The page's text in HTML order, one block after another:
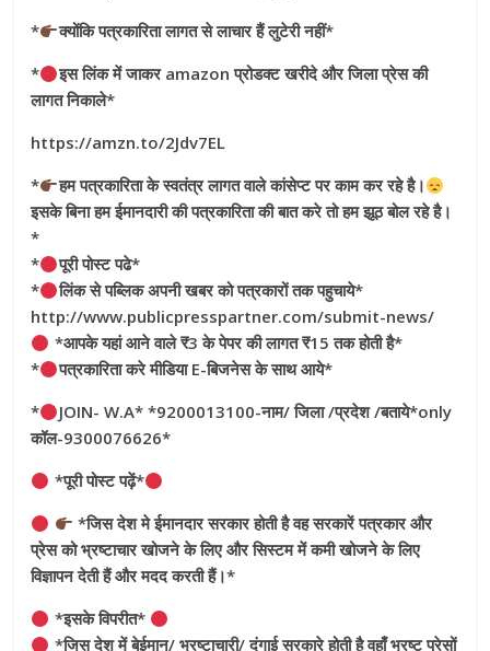
*
क्योंकि पत्रकारिता लागत से लाचार हैं लुटेरी नहीं*
*
इस लिंक में जाकर amazon प्रोडक्ट खरीदे और जिला प्रेस की
लागत निकाले*
https://amzn.to/2Jdv7EL
*
हम पत्रकारिता के स्वतंत्र लागत वाले कांसेप्ट पर काम कर रहे है।
इसके बिना हम ईमानदारी की पत्रकारिता की बात करे तो हम झूठ बोल रहे है।
*
*
पूरी पोस्ट पढे*
*
लिंक से पब्लिक अपनी खबर को पत्रकारों तक पहुचाये*
http://www.publicpresspartner.com/submit-news/
*आपके यहां आने वाले ₹3 के पेपर की लागत ₹15 तक होती है*
*
पत्रकारिता करे मीडिया E-बिजनेस के साथ आये*
*
JOIN- W.A* *9200013100-नाम/ जिला /प्रदेश /बताये*only
कॉल-9300076626*
*पूरी पोस्ट पढ़ें*
*जिस देश मे ईमानदार सरकार होती है वह सरकारें पत्रकार और
प्रेस को भ्रष्टाचार खोजने के लिए और सिस्टम में कमी खोजने के लिए
विज्ञापन देती हैं और मदद करती हैं।*
*इसके विपरीत*
*जिस देश में बेईमान/ भ्रष्टाचारी/ दंगाई सरकारे होती है वहाँ भ्रष्ट प्रेसों